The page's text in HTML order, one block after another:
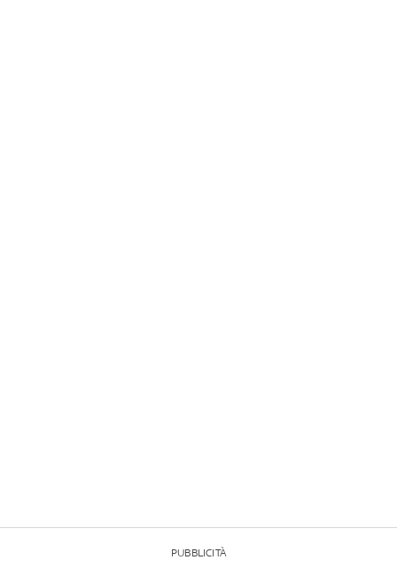
PUBBLICITÀ